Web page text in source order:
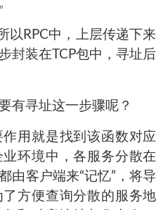
以RPC中，上层传递下来
封装在TCP包中，寻址后
有寻址这一步骤呢？
用就是找到该函数对应
环境中，各服务分散在
由客户端来“记忆”，将导
方便查询分散的服务地